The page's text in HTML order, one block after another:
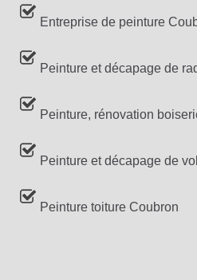
Entreprise de peinture
Peinture et décapage de
Peinture, rénovation
Peinture et décapage de
Peinture toiture Coubron